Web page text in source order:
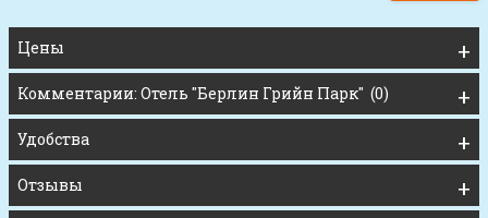
Цены
Комментарии: Отель "Берлин Грийн Парк" (0)
Удобства
Отзывы